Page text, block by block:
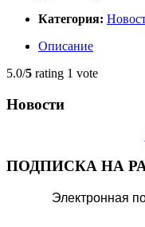
Категория:
Описание
5.0/5 rating 1 vote
Новости
ПОДПИСКА НА
Электронная